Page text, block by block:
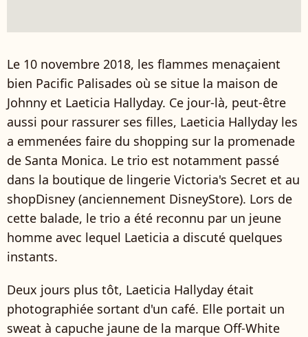
Le 10 novembre 2018, les flammes menaçaient
bien Pacific Palisades où se situe la maison de
Johnny et Laeticia Hallyday. Ce jour-là, peut-être
aussi pour rassurer ses filles, Laeticia Hallyday les
a emmenées faire du shopping sur la promenade
de Santa Monica. Le trio est notamment passé
dans la boutique de lingerie Victoria's Secret et au
shopDisney (anciennement DisneyStore). Lors de
cette balade, le trio a été reconnu par un jeune
homme avec lequel Laeticia a discuté quelques
instants.
Deux jours plus tôt, Laeticia Hallyday était
photographiée sortant d'un café. Elle portait un
sweat à capuche jaune de la marque Off-White